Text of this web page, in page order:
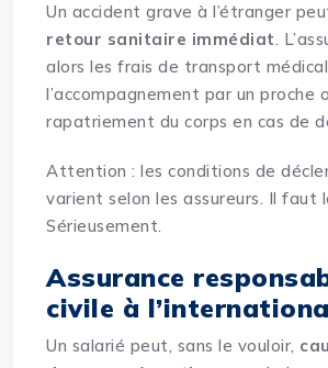
Un accident grave à l’étranger
retour sanitaire immédiat.
alors les frais de transport
l’accompagnement par un proche
rapatriement du corps en cas de
Attention : les conditions de
varient selon les assureurs. Il faut
Sérieusement.
Assurance
civile à
Un salarié peut, sans le vouloir,